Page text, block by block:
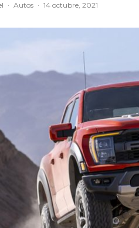
· Autos · 14 octubre, 2021